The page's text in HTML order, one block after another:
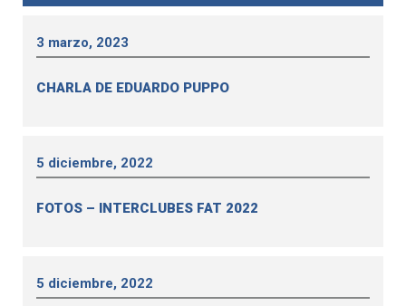
3 marzo, 2023
CHARLA DE EDUARDO PUPPO
5 diciembre, 2022
FOTOS – INTERCLUBES FAT 2022
5 diciembre, 2022